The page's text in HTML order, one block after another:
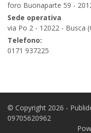
foro Buonaparte 59 -
Sede operativa
via Po 2 - 12022 - Busca
Telefono:
0171 937225
© Copyright 2026 -
09705620962